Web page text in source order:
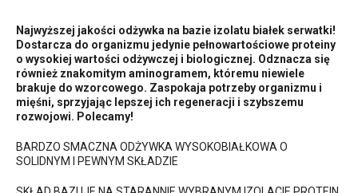
Najwyższej jakości odżywka na bazie izolatu białek serwatki!
Dostarcza do organizmu jedynie pełnowartościowe proteiny
o wysokiej wartości odżywczej i biologicznej. Odznacza się
również znakomitym aminogramem, któremu niewiele
brakuje do wzorcowego. Zaspokaja potrzeby organizmu i
mięśni, sprzyjając lepszej ich regeneracji i szybszemu
rozwojowi. Polecamy!
BARDZO SMACZNA ODŻYWKA WYSOKOBIAŁKOWA O
SOLIDNYM I PEWNYM SKŁADZIE